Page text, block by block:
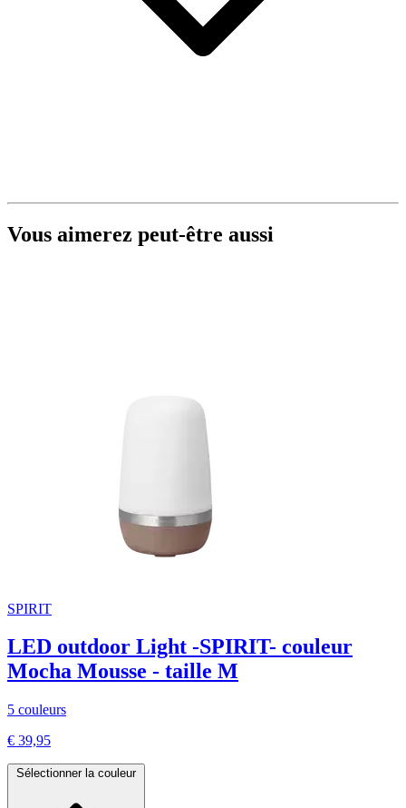
Vous aimerez peut-être aussi
SPIRIT
LED outdoor Light -SPIRIT- couleur
Mocha Mousse - taille M
5 couleurs
€ 39,95
Sélectionner la couleur